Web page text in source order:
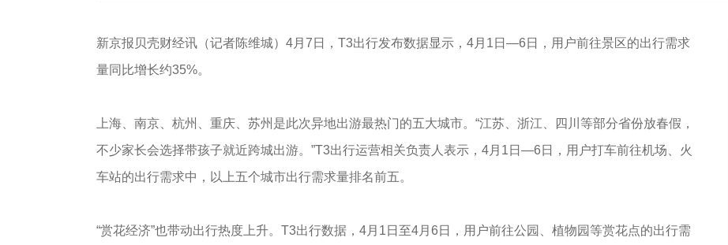
新京报贝壳财经讯（记者陈维城）4月7日，T3出行发布数据显示，4月1日—6日，用户前往景区的出行需求
量同比增长约35%。
上海、南京、杭州、重庆、苏州是此次异地出游最热门的五大城市。“江苏、浙江、四川等部分省份放春假，
不少家长会选择带孩子就近跨城出游。”T3出行运营相关负责人表示，4月1日—6日，用户打车前往机场、火
车站的出行需求中，以上五个城市出行需求量排名前五。
“赏花经济”也带动出行热度上升。T3出行数据，4月1日至4月6日，用户前往公园、植物园等赏花点的出行需